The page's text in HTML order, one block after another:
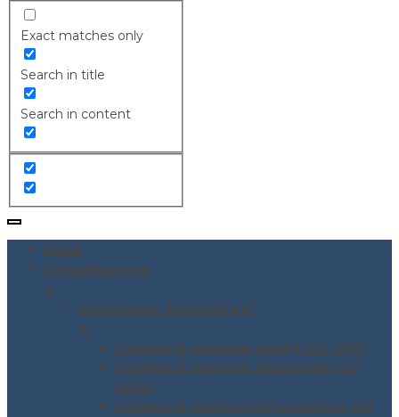
Exact matches only
Search in title
Search in content
Home
Consulenze per
▼
Consulenze Aziendali per
▼
Sistema di gestione qualità ISO 9001
Sistema di gestione ambientale ISO
14001
Sistema di gestione informazione ISO